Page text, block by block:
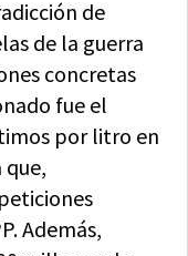
de
de la guerra
concretas
fue el
por litro en
Además,